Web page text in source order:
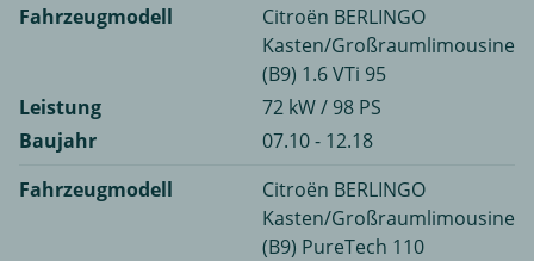
Fahrzeugmodell
Citroën BERLINGO
Kasten/Großraumlimousine
(B9) 1.6 VTi 95
Leistung
72 kW / 98 PS
Baujahr
07.10 - 12.18
Fahrzeugmodell
Citroën BERLINGO
Kasten/Großraumlimousine
(B9) PureTech 110